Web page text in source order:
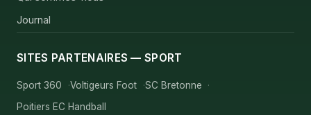
Journal
SITES PARTENAIRES — SPORT
Sport 360 Voltigeurs Foot
SC Bretonne
Poitiers EC Handball